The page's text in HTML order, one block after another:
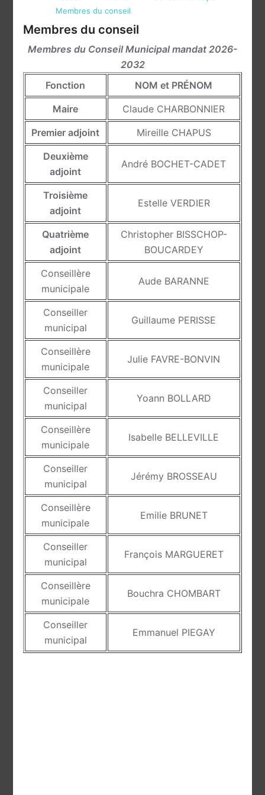
Membres du conseil
Membres du conseil
Membres du Conseil Municipal mandat 2026-
2032
Fonction
NOM et PRÉNOM
Maire
Claude CHARBONNIER
Premier adjoint
Mireille CHAPUS
Deuxième
adjoint
André BOCHET-CADET
Troisième
adjoint
Estelle VERDIER
Quatrième
adjoint
Christopher BISSCHOP-
BOUCARDEY
Conseillère
municipale
Aude BARANNE
Conseiller
municipal
Guillaume PERISSE
Conseillère
municipale
Julie FAVRE-BONVIN
Conseiller
municipal
Yoann BOLLARD
Conseillère
municipale
Isabelle BELLEVILLE
Conseiller
municipal
Jérémy BROSSEAU
Conseillère
municipale
Emilie BRUNET
Conseiller
municipal
François MARGUERET
Conseillère
municipale
Bouchra CHOMBART
Conseiller
municipal
Emmanuel PIEGAY